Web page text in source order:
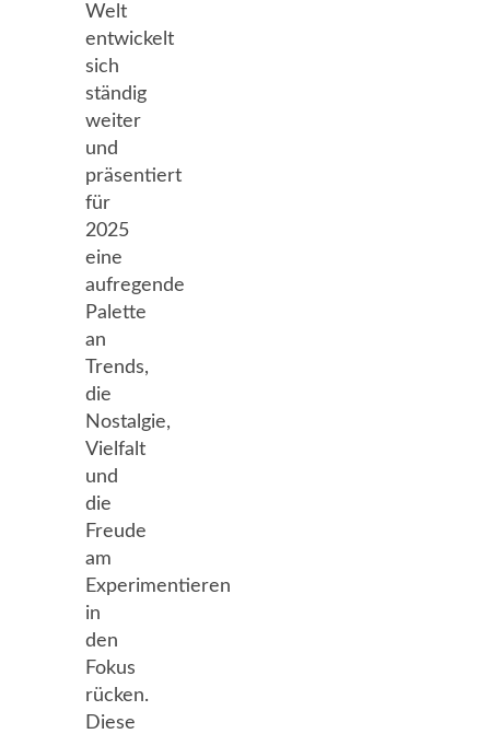
Welt
entwickelt
sich
ständig
weiter
und
präsentiert
für
2025
eine
aufregende
Palette
an
Trends,
die
Nostalgie,
Vielfalt
und
die
Freude
am
Experimentieren
in
den
Fokus
rücken.
Diese